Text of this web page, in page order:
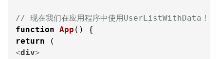
// 现在我们在应用程序中使用UserListWithData！
function App (
return
<div>